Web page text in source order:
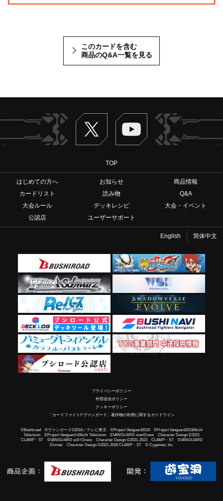
このカードを含む
商品のQ&A一覧を見る
Twitter ヴァンガードch
TOP
はじめての方へ お知らせ
商品情報
カードリスト
読み物
Q&A
大会ルール
デッキレシピ
大会・イベント
公認店
ユーザーサポート
English 简体中文
プライバシーポリシー
外部送信ポリシー
クッキーポリシー
「カードファイト!! ヴァンガード」著作物の利用に関するガイドライン
©Bushiroad ©ヴァンガードG2016／テレビ東京 ©Project Vanguard2018 ©Project Vanguard2019/Aichi
Television ©Project Vanguard if/Aichi Television ©VANGUARD overDress Character Design ©2021
CLAMP・ST ©VANGUARD will+Dress Character Design ©2021-2023 CLAMP・ST ©VANGUARD
Divinez Character Design ©2021-2026 CLAMP・ST © Cygames, Inc.